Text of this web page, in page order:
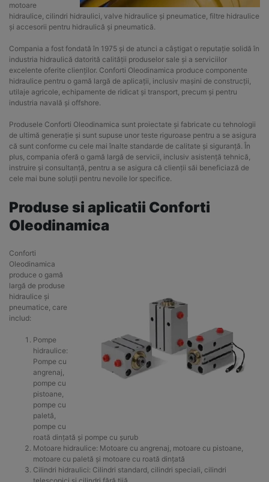
motoare
hidraulice, cilindri hidraulici, valve hidraulice și pneumatice, filtre hidraulice
și accesorii pentru hidraulică și pneumatică.
Compania a fost fondată în 1975 și de atunci a câștigat o reputație solidă în
industria hidraulică datorită calității produselor sale și a serviciilor
excelente oferite clienților. Conforti Oleodinamica produce componente
hidraulice pentru o gamă largă de aplicații, inclusiv mașini de construcții,
utilaje agricole, echipamente de ridicat și transport, precum și pentru
industria navală și offshore.
Produsele Conforti Oleodinamica sunt proiectate și fabricate cu tehnologii
de ultimă generație și sunt supuse unor teste riguroase pentru a se asigura
că sunt conforme cu cele mai înalte standarde de calitate și siguranță. În
plus, compania oferă o gamă largă de servicii, inclusiv asistență tehnică,
instruire și consultanță, pentru a se asigura că clienții săi beneficiază de
cele mai bune soluții pentru nevoile lor specifice.
Produse si aplicatii Conforti
Oleodinamica
Conforti
Oleodinamica
produce o gamă
largă de produse
hidraulice și
pneumatice, care
includ:
Pompe
hidraulice:
Pompe cu
angrenaj,
pompe cu
pistoane,
pompe cu
paletă,
pompe cu
roată dințată și pompe cu șurub
Motoare hidraulice: Motoare cu angrenaj, motoare cu pistoane,
motoare cu paletă și motoare cu roată dințată
Cilindri hidraulici: Cilindri standard, cilindri speciali, cilindri